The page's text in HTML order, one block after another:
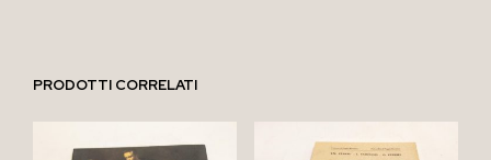
PRODOTTI CORRELATI